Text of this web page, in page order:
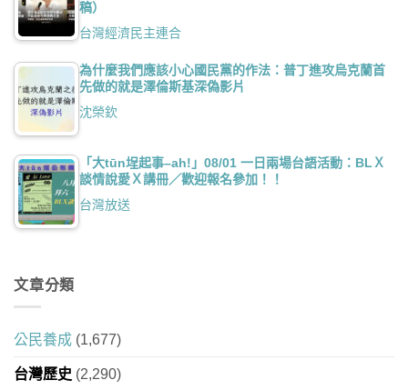
稿）
台灣經濟民主連合
為什麼我們應該小心國民黨的作法：普丁進攻烏克蘭首
先做的就是澤倫斯基深偽影片
沈榮欽
「大tūn埕起事–ah!」08/01 一日兩場台語活動：BLＸ
談情說愛Ｘ講冊／歡迎報名參加！！
台灣放送
文章分類
公民養成 (1,677)
台灣歷史 (2,290)